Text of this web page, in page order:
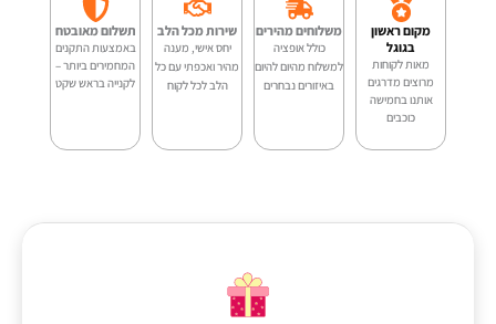
מקום ראשון
בגוגל
מאות לקוחות
מרוצים מדרגים
אותנו בחמישה
כוכבים
משלוחים מהירים
כולל אופציה
למשלוח מהיום להיום
באיזורים נבחרים
שירות מכל הלב
יחס אישי, מענה
מהיר ואכפתי עם כל
הלב לכל לקוח
תשלום מאובטח
באמצעות התקנים
המחמירים ביותר –
לקנייה בראש שקט